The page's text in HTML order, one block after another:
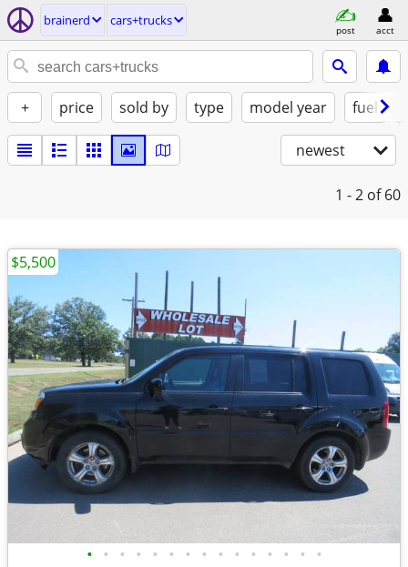
brainerd cars+trucks
post acct
+ price sold by type model year fuel
newest
1 - 2 of 60
• • • • • • • • • • • • • • •
$5,500